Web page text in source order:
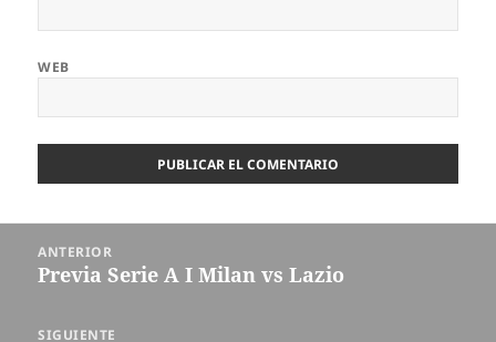
WEB
entradas
ANTERIOR
Entrada
Previa Serie A I Milan vs Lazio
SIGUIENTE